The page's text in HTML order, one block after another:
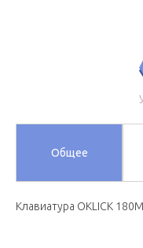
Общее
Клавиатура OKLICK